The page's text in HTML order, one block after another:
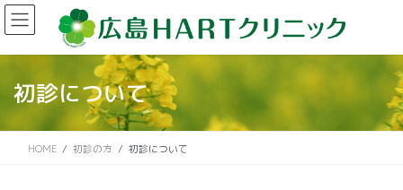
初診について
HOME 初診の方 初診について